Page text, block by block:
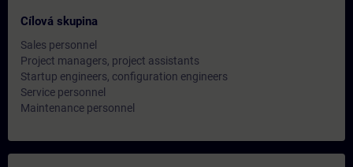
Cílová skupina
Sales personnel
Project managers, project assistants
Startup engineers, configuration engineers
Service personnel
Maintenance personnel